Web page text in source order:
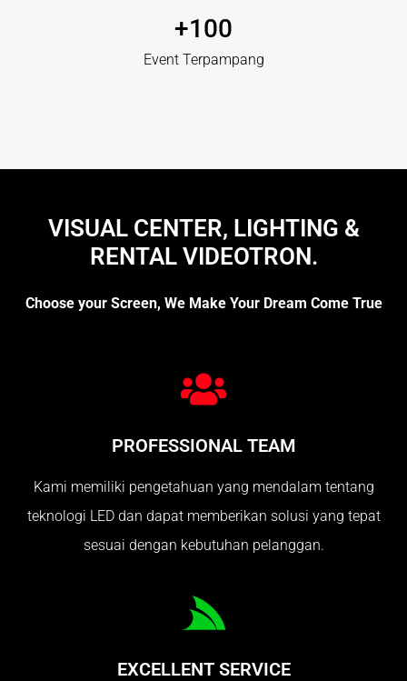
Event Terpampang
+100
VISUAL CENTER, LIGHTING &
RENTAL VIDEOTRON.
Choose your Screen, We Make Your Dream Come True
PROFESSIONAL TEAM
Kami memiliki pengetahuan yang mendalam tentang
teknologi LED dan dapat memberikan solusi yang tepat
sesuai dengan kebutuhan pelanggan.
EXCELLENT SERVICE